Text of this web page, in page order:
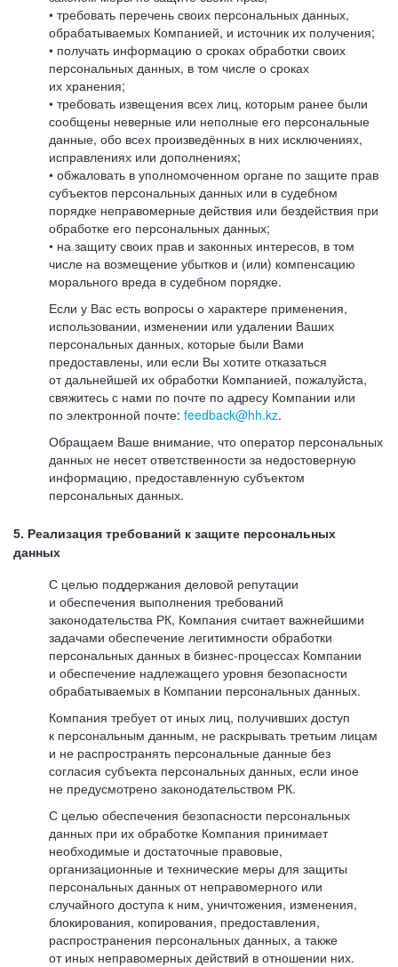
• требовать перечень своих персональных данных,
обрабатываемых Компанией, и источник их получения;
• получать информацию о сроках обработки своих
персональных данных, в том числе о сроках
их хранения;
• требовать извещения всех лиц, которым ранее были
сообщены неверные или неполные его персональные
данные, обо всех произведённых в них исключениях,
исправлениях или дополнениях;
• обжаловать в уполномоченном органе по защите прав
субъектов персональных данных или в судебном
порядке неправомерные действия или бездействия при
обработке его персональных данных;
• на защиту своих прав и законных интересов, в том
числе на возмещение убытков и (или) компенсацию
морального вреда в судебном порядке.
Если у Вас есть вопросы о характере применения,
использовании, изменении или удалении Ваших
персональных данных, которые были Вами
предоставлены, или если Вы хотите отказаться
от дальнейшей их обработки Компанией, пожалуйста,
свяжитесь с нами по почте по адресу Компании или
по электронной почте: feedback@hh.kz.
Обращаем Ваше внимание, что оператор персональных
данных не несет ответственности за недостоверную
информацию, предоставленную субъектом
персональных данных.
5. Реализация требований к защите персональных
данных
С целью поддержания деловой репутации
и обеспечения выполнения требований
законодательства РК, Компания считает важнейшими
задачами обеспечение легитимности обработки
персональных данных в бизнес-процессах Компании
и обеспечение надлежащего уровня безопасности
обрабатываемых в Компании персональных данных.
Компания требует от иных лиц, получивших доступ
к персональным данным, не раскрывать третьим лицам
и не распространять персональные данные без
согласия субъекта персональных данных, если иное
не предусмотрено законодательством РК.
С целью обеспечения безопасности персональных
данных при их обработке Компания принимает
необходимые и достаточные правовые,
организационные и технические меры для защиты
персональных данных от неправомерного или
случайного доступа к ним, уничтожения, изменения,
блокирования, копирования, предоставления,
распространения персональных данных, а также
от иных неправомерных действий в отношении них.